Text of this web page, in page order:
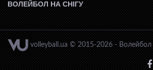
ВОЛЕЙБОЛ НА СНІГУ
volleyball.ua © 2015-2026 - Волейбол